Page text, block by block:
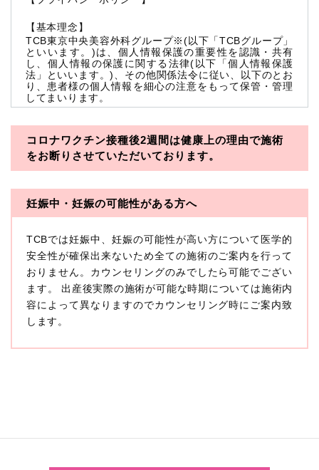
【基本理念】
TCB東京中央美容外科グループ※(以下「TCBグループ」
といいます。)は、個人情報保護の重要性を認識・共有
し、個人情報の保護に関する法律(以下「個人情報保護
法」といいます。)、その他関係法令に従い、以下のとお
り、患者様の個人情報を細心の注意をもって保管・管理
してまいります。
※TCBグループとは以下を総称していいます。
・一般社団法人メディカルアライアンス
・医療法人社団創彩会
本プライバシーポリシーにおいて「個人情報」とは、生
存する個人に関する情報であって、当該情報に含まれる
氏名、生年月日その他の記述等により特定の個人を識別
できるもの又は個人識別符号（個人情報保護委員会の政
令に準じます。）が含まれるものをいいます。
収集した患者様に関する情報には、単独のままでは特定
の個人を識別できない情報もありますが、他の情報と組
み合わせることにより特定の個人を識別できる場合、か
に扱うものとします。
①TCBグループが患者様から取得する情報
コロナワクチン接種後2週間は健康上の理由で施術
をお断りさせていただいております。
妊娠中・妊娠の可能性がある方へ
TCBでは妊娠中、妊娠の可能性が高い方について医学的
安全性が確保出来ないため全ての施術のご案内を行って
おりません。カウンセリングのみでしたら可能でござい
ます。 出産後実際の施術が可能な時期については施術内
容によって異なりますのでカウンセリング時にご案内致
します。